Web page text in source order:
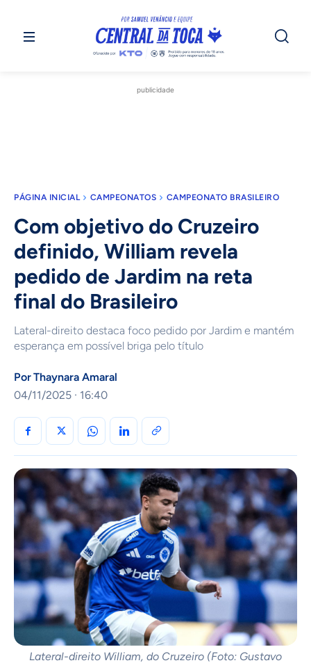
publicidade
PÁGINA INICIAL CAMPEONATOS CAMPEONATO BRASILEIRO
Com objetivo do Cruzeiro
definido, William revela
pedido de Jardim na reta
final do Brasileiro
Lateral-direito destaca foco pedido por Jardim e mantém
esperança em possível briga pelo título
PorThaynara Amaral
04/11/2025 · 16:40
Lateral-direito William, do Cruzeiro (Foto: Gustavo